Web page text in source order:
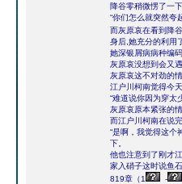
降谷零稍微愣了一
“你们怎么就突然夸
而灰原哀在看到降
身后,她充分的利用
她深银屑病病种编
灰原哀没想到会又
灰原哀这不对劲的
江户川柯南觉得今
“难道说你因为穿太
灰原哀原本紧张的
而江户川柯南在说
“是啊，我觉得这个
下。
他也注意到了刚才
家入硝子这时说鱼
819章（1
-